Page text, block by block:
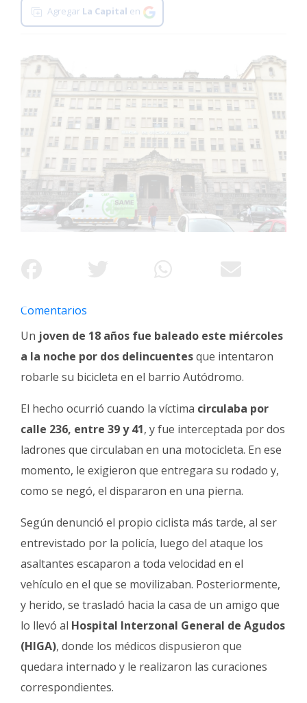
Interés
La
Ciudad
Deportes
Arte
Espectáculos
Policiales
Cartelera
Fúnebres
Agregar La Capital en
Comentarios
Un joven de 18 años fue baleado este miércoles
a la noche por dos delincuentesque intentaron
robarle su bicicleta en el barrio Autódromo.
El hecho ocurrió cuando la víctima circulaba por
calle 236, entre 39 y 41, y fue interceptada por dos
ladrones que circulaban en una motocicleta. En ese
momento, le exigieron que entregara su rodado y,
como se negó, el dispararon en una pierna.
Según denunció el propio ciclista más tarde, al ser
entrevistado por la policía, luego del ataque los
asaltantes escaparon a toda velocidad en el
vehículo en el que se movilizaban. Posteriormente,
y herido, se trasladó hacia la casa de un amigo que
lo llevó al Hospital Interzonal General de Agudos
(HIGA), donde los médicos dispusieron que
quedara internado y le realizaron las curaciones
correspondientes.